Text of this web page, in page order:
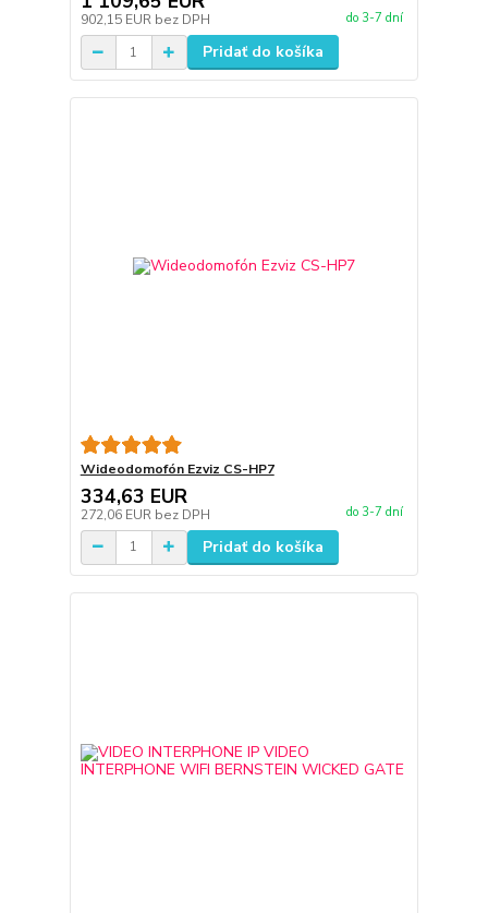
902,15 EUR bez DPH do 3-7 dní
Pridať do košíka
Wideodomofón Ezviz CS-HP7
334,63 EUR
272,06 EUR bez DPH do 3-7 dní
Pridať do košíka